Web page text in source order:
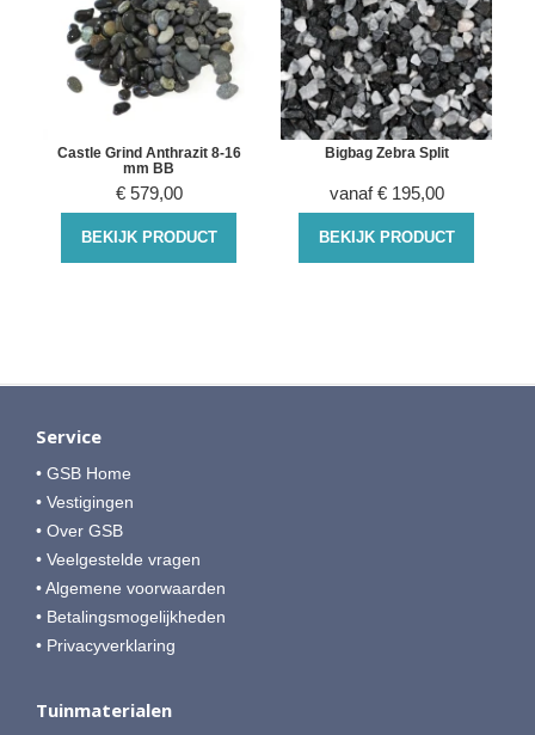
Castle Grind Anthrazit 8-16
mm BB
€ 579,00
BEKIJK PRODUCT
Bigbag Zebra Split
vanaf € 195,00
BEKIJK PRODUCT
Service
• GSB Home
• Vestigingen
• Over GSB
• Veelgestelde vragen
• Algemene voorwaarden
• Betalingsmogelijkheden
• Privacyverklaring
Tuinmaterialen